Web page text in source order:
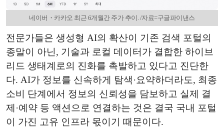
네이버・카카오 최근 6개월간 주가 추이. /자료=구글파이낸스
전문가들은 생성형 AI의 확산이 기존 검색 포털의
종말이 아닌, 기술과 로컬 데이터가 결합한 하이브
리드 생태계로의 진화를 촉발하고 있다고 진단한
다. AI가 정보를 신속하게 탐색·요약하더라도, 최종
소비 단계에서 정보의 신뢰성을 담보하고 실제 결
제·예약 등 액션으로 연결하는 것은 결국 국내 포털
이 가진 고유 인프라 몫이기 때문이다.